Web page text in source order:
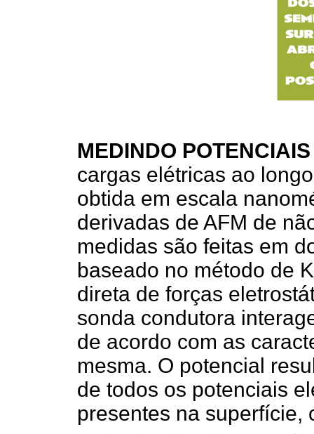
MEDINDO
cargas elétricas ao
obtida em escala
derivadas de AFM de
medidas são feitas em
baseado no método de
direta de forças
sonda condutora
de acordo com as
mesma. O potencial
de todos os potenciais
presentes na superfície,